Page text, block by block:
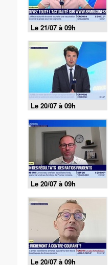
Le 21/07 à 09h
Le 20/07 à 09h
Le 20/07 à 09h
Le 20/07 à 09h